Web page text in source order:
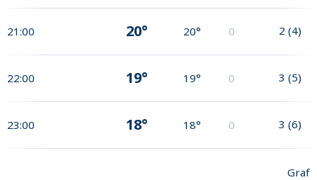
21:00 20° 20° 0 2 (4)
22:00 19° 19° 0 3 (5)
23:00 18° 18° 0 3 (6)
Graf